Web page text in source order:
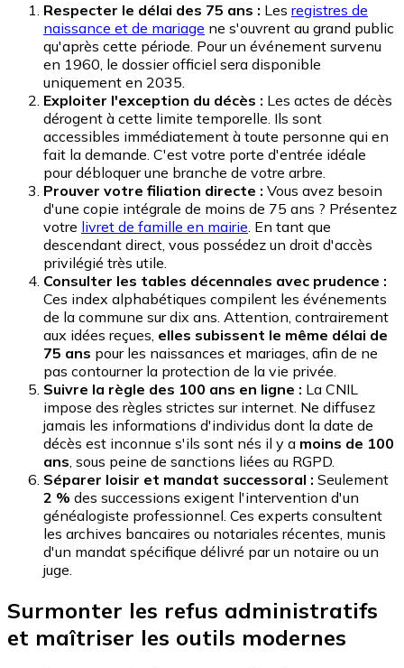
Respecter le délai des 75 ans : Les registres de
naissance et de mariage ne s'ouvrent au grand public
qu'après cette période. Pour un événement survenu
en 1960, le dossier officiel sera disponible
uniquement en 2035.
Exploiter l'exception du décès : Les actes de décès
dérogent à cette limite temporelle. Ils sont
accessibles immédiatement à toute personne qui en
fait la demande. C'est votre porte d'entrée idéale
pour débloquer une branche de votre arbre.
Prouver votre filiation directe : Vous avez besoin
d'une copie intégrale de moins de 75 ans ? Présentez
votre livret de famille en mairie. En tant que
descendant direct, vous possédez un droit d'accès
privilégié très utile.
Consulter les tables décennales avec prudence :
Ces index alphabétiques compilent les événements
de la commune sur dix ans. Attention, contrairement
aux idées reçues, elles subissent le même délai de
75 ans pour les naissances et mariages, afin de ne
pas contourner la protection de la vie privée.
Suivre la règle des 100 ans en ligne : La CNIL
impose des règles strictes sur internet. Ne diffusez
jamais les informations d'individus dont la date de
décès est inconnue s'ils sont nés il y a moins de 100
ans, sous peine de sanctions liées au RGPD.
Séparer loisir et mandat successoral : Seulement
2 % des successions exigent l'intervention d'un
généalogiste professionnel. Ces experts consultent
les archives bancaires ou notariales récentes, munis
d'un mandat spécifique délivré par un notaire ou un
juge.
Surmonter les refus administratifs
et maîtriser les outils modernes